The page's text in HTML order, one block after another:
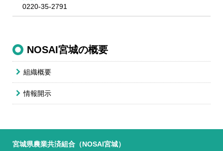
0220-35-2791
NOSAI宮城の概要
組織概要
情報開示
宮城県農業共済組合（NOSAI宮城）